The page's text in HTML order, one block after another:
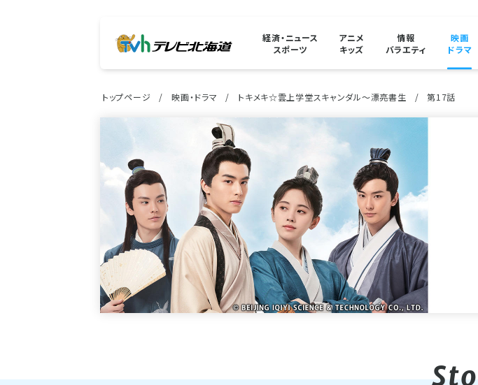
経済・ニュース
スポーツ
アニメ
キッズ
情報
バラエティ
映画
ドラマ
トップページ 映画・ドラマ トキメキ☆雲上学堂スキャンダル～漂亮書生 第17話